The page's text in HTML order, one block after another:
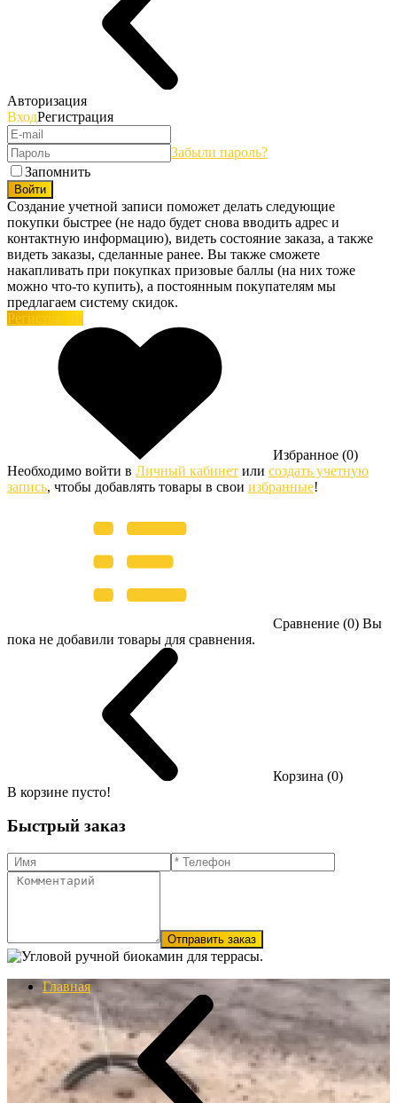
Авторизация
ВходРегистрация
Забыли пароль?
Запомнить
Войти
Создание учетной записи поможет делать следующие
покупки быстрее (не надо будет снова вводить адрес и
контактную информацию), видеть состояние заказа, а также
видеть заказы, сделанные ранее. Вы также сможете
накапливать при покупках призовые баллы (на них тоже
можно что-то купить), а постоянным покупателям мы
предлагаем систему скидок.
Регистрация
Избранное (0)
Необходимо войти в Личный кабинет или создать учетную
запись, чтобы добавлять товары в свои избранные!
Сравнение (0) Вы
пока не добавили товары для сравнения.
Корзина (0)
В корзине пусто!
Быстрый заказ
Отправить заказ
Главная